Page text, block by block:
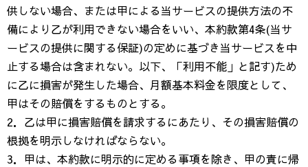
供しない場合、または甲による当サービスの提供方法の不
備により乙が利用できない場合をいい、本約款第4条(当サ
ービスの提供に関する保証)の定めに基づき当サービスを中
止する場合は含まれない。以下、「利用不能」と記す)ため
に乙に損害が発生した場合、月額基本料金を限度として、
甲はその賠償をするものとする。
2．乙は甲に損害賠償を請求するにあたり、その損害賠償の
根拠を明示しなければならない。
3．甲は、本約款に明示的に定める事項を除き、甲の責に帰